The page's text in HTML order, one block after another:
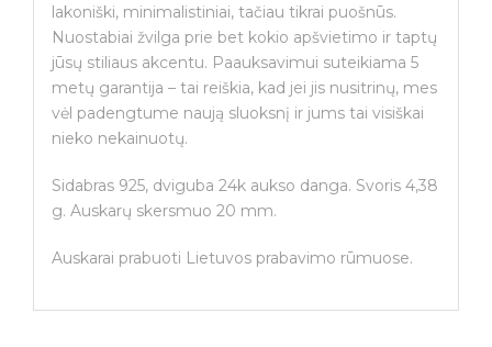
lakoniški, minimalistiniai, tačiau tikrai puošnūs.
Nuostabiai žvilga prie bet kokio apšvietimo ir taptų
jūsų stiliaus akcentu. Paauksavimui suteikiama 5
metų garantija – tai reiškia, kad jei jis nusitrinų, mes
vėl padengtume naują sluoksnį ir jums tai visiškai
nieko nekainuotų.
Sidabras 925, dviguba 24k aukso danga. Svoris 4,38
g. Auskarų skersmuo 20 mm.
Auskarai prabuoti Lietuvos prabavimo rūmuose.